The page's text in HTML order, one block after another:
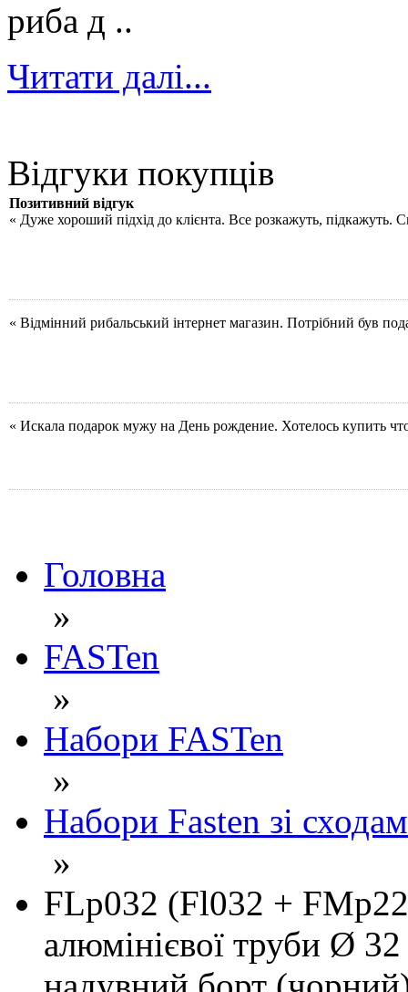
риба д ..
Читати далі...
Відгуки покупців
Позитивний відгук
« Дуже хороший підхід до клієнта. Все розкажуть, підкажуть.
« Відмінний рибальський інтернет магазин. Потрібний був
« Искала подарок мужу на День рождение. Хотелось купить
Головна
»
FASTen
»
Набори FASTen
»
Набори Fasten зі
»
FLp032 (Fl032 +
алюмінієвої труби Ø